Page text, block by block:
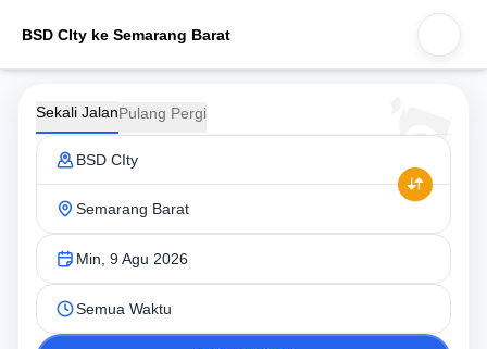
BSD CIty ke Semarang Barat
Sekali JalanPulang Pergi
BSD CIty
Semarang Barat
Min, 9 Agu 2026
Semua Waktu